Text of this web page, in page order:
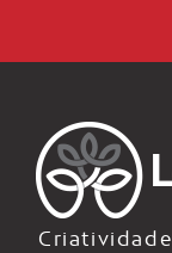
Criatividade